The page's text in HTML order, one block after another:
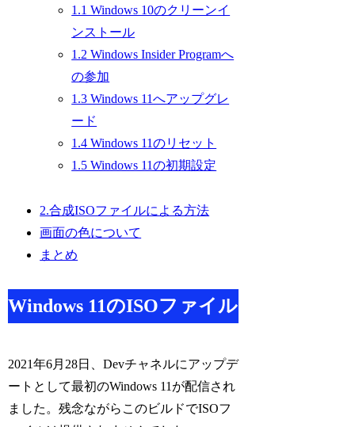
1.1 Windows 10のクリーンイ
ンストール
1.2 Windows Insider Programへ
の参加
1.3 Windows 11へアップグレ
ード
1.4 Windows 11のリセット
1.5 Windows 11の初期設定
2.合成ISOファイルによる方法
画面の色について
まとめ
Windows 11のISOファイル
2021年6月28日、Devチャネルにアップデ
ートとして最初のWindows 11が配信され
ました。残念ながらこのビルドでISOフ